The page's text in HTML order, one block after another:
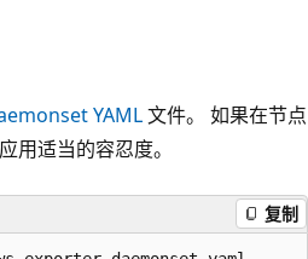
YAML文件。 如果在节点
用适当的容忍度。
复制